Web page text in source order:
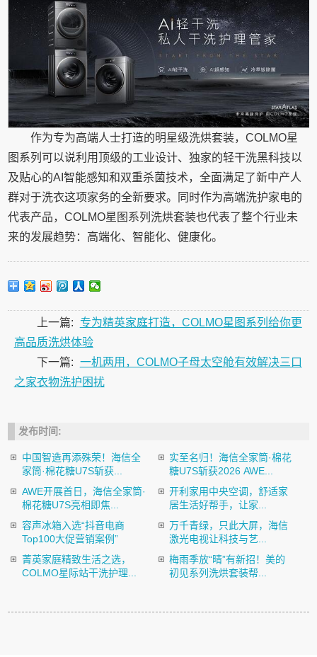
作为专为高端人士打造的明星级洗烘套装，COLMO星
图系列可以说利用顶级的工业设计、独家的轻干洗黑科技以
及贴心的AI智能感知和双重杀菌技术，全面满足了新中产人
群对于洗衣这项家务的全新要求。同时作为高端洗护家电的
代表产品，COLMO星图系列洗烘套装也代表了整个行业未
来的发展趋势：高端化、智能化、健康化。
上一篇: 专为精英家庭打造，COLMO星图系列给你更
高品质洗烘体验
下一篇: 一机两用，COLMO子母太空舱有效解决三口
之家衣物洗护困扰
发布时间:
中国智造再添殊荣！海信全
家筒·棉花糖U7S斩获...
实至名归！海信全家筒·棉花
糖U7S斩获2026 AWE...
AWE开展首日，海信全家筒·
棉花糖U7S亮相即焦...
开利家用中央空调，舒适家
居生活好帮手，让家...
容声冰箱入选“抖音电商
Top100大促营销案例”
万千青绿，只此大屏，海信
激光电视让科技与艺...
菁英家庭精致生活之选，
COLMO星际站干洗护理...
梅雨季放“晴”有新招！美的
初见系列洗烘套装帮...